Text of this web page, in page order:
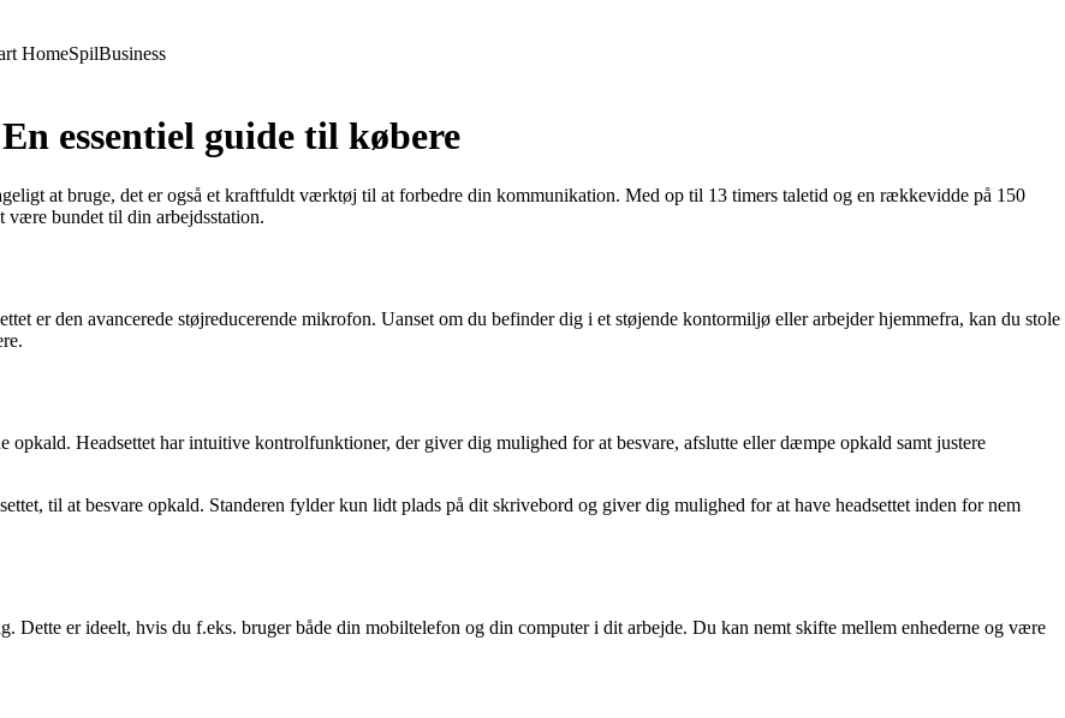
HomeSpilBusiness
essentiel guide til købere
at bruge, det er også et kraftfuldt værktøj til at forbedre din kommunikation. Med op til 13 timers taletid og en rækkevidde på 150
være bundet til din arbejdsstation.
er den avancerede støjreducerende mikrofon. Uanset om du befinder dig i et støjende kontormiljø eller arbejder hjemmefra, kan du stole
opkald. Headsettet har intuitive kontrolfunktioner, der giver dig mulighed for at besvare, afslutte eller dæmpe opkald samt justere
til at besvare opkald. Standeren fylder kun lidt plads på dit skrivebord og giver dig mulighed for at have headsettet inden for nem
Dette er ideelt, hvis du f.eks. bruger både din mobiltelefon og din computer i dit arbejde. Du kan nemt skifte mellem enhederne og være